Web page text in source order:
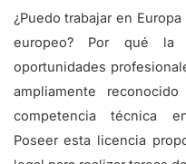
¿Puedo trabajar en
europeo? Por qué la
oportunidades
ampliamente
competencia técnica
Poseer esta licencia